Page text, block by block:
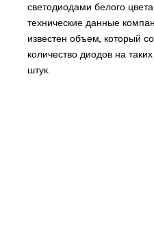
светодиодами белого
технические данные
известен объем, который
количество диодов на
штук.